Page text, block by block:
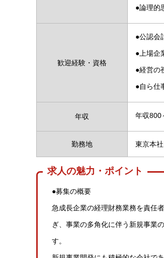
●論理的
歓迎経験・資格
●公認会
●上場企
●経営の
●自ら仕
年収 年収800
勤務地 東京本社
求人の魅力・ポイント
●募集の概要
急成長企業の経理財務業務を責任
ぎ、事業の多角化に伴う新規事業
す。